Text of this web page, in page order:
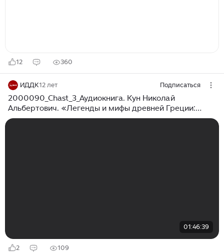
12 360
ИДДК12 лет Подписаться
2000090_Chast_3_Аудиокнига. Кун Николай
Альбертович. «Легенды и мифы древней Греции:
Троянский цикл»
01:46:39
2 109